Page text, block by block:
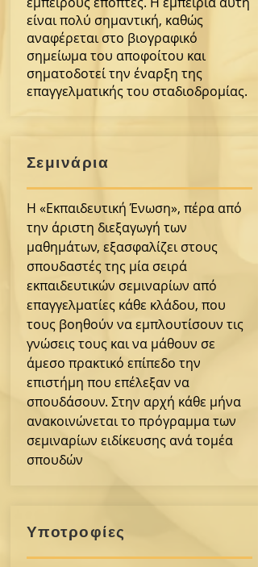
είναι πολύ σημαντική, καθώς
αναφέρεται στο βιογραφικό
σημείωμα του αποφοίτου και
σηματοδοτεί την έναρξη της
επαγγελματικής του σταδιοδρομίας.
Σεμινάρια
Η «Εκπαιδευτική Ένωση», πέρα από
την άριστη διεξαγωγή των
μαθημάτων, εξασφαλίζει στους
σπουδαστές της μία σειρά
εκπαιδευτικών σεμιναρίων από
επαγγελματίες κάθε κλάδου, που
τους βοηθούν να εμπλουτίσουν τις
γνώσεις τους και να μάθουν σε
άμεσο πρακτικό επίπεδο την
επιστήμη που επέλεξαν να
σπουδάσουν. Στην αρχή κάθε μήνα
ανακοινώνεται το πρόγραμμα των
σεμιναρίων ειδίκευσης ανά τομέα
σπουδών
Υποτροφίες